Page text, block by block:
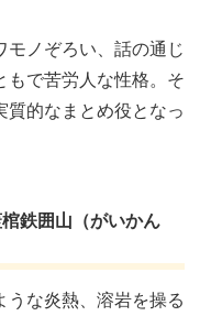
ノぞろい、話の通じ
もで苦労人な性格。そ
的なまとめ役となっ
鉄囲山（がいかん
な炎熱、溶岩を操る